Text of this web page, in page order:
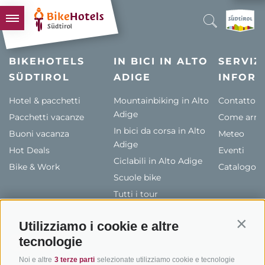
Utilizziamo i cookie e altre
tecnologie
Noi e altre 3 terze parti selezionate utilizziamo cookie e tecnologie
BIKEHOTELS
HOTELS & PACCHETTI
TOUR & TERRITORI
L'ALTO ADIGE & NOI
INFO UTILI
BIKEHOTELS
SÜDTIROL
Hotel & pacchetti
Pacchetti vacanze
Buoni vacanza
Hot Deals
Bike & Work
IN BICI IN ALTO
ADIGE
Mountainbiking in Alto
Adige
In bici da corsa in Alto
Adige
Ciclabili in Alto Adige
Scuole bike
Tutti i tour
Contatto
Come
Meteo
Eventi
Catalogo